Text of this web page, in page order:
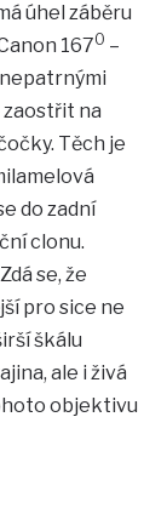
úhel záběru
1670 –
na
Těch je
do zadní
clonu.
se, že
pro sice ne
škálu
ale i živá
objektivu